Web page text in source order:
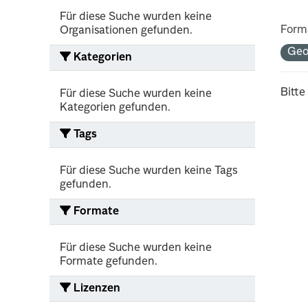
Für diese Suche wurden keine
Organisationen gefunden.
Kategorien
Für diese Suche wurden keine
Kategorien gefunden.
Tags
Für diese Suche wurden keine Tags
gefunden.
Formate
Für diese Suche wurden keine
Formate gefunden.
Lizenzen
Bitte